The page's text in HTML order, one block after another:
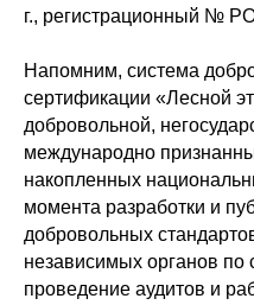
г., регистрационный №
Напомним, система
сертификации «Лесной
добровольной,
международно
накопленных
момента разработки и
добровольных
независимых органов по
проведение аудитов и